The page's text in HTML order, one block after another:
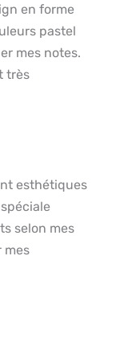
en forme
pastel
mes notes.
très
esthétiques
selon mes
mes